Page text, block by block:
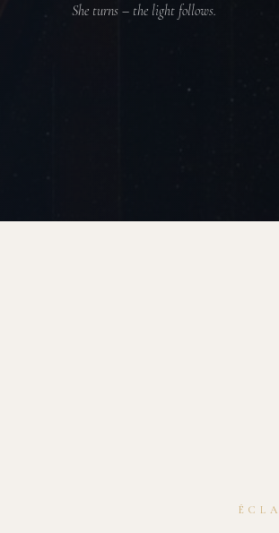
She turns – the light follows.